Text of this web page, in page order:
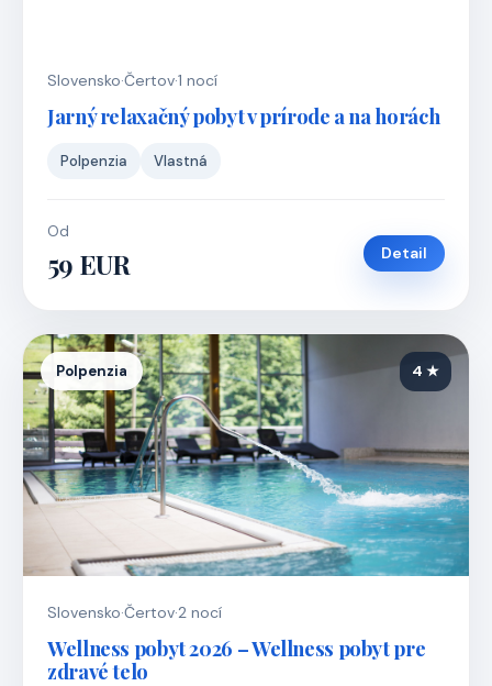
Slovensko·Čertov·1 nocí
Jarný relaxačný pobyt v prírode a na horách
Polpenzia Vlastná
Od
59 EUR Detail
Polpenzia 4 ★
Slovensko·Čertov·2 nocí
Wellness pobyt 2026 – Wellness pobyt pre
zdravé telo